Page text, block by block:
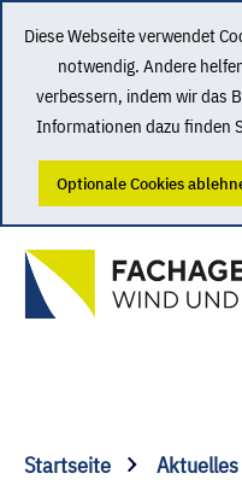
Diese Webseite verwendet
notwendig. Andere
verbessern, indem wir das
Informationen dazu finden
Optionale Cookies
Startseite
Aktuelles